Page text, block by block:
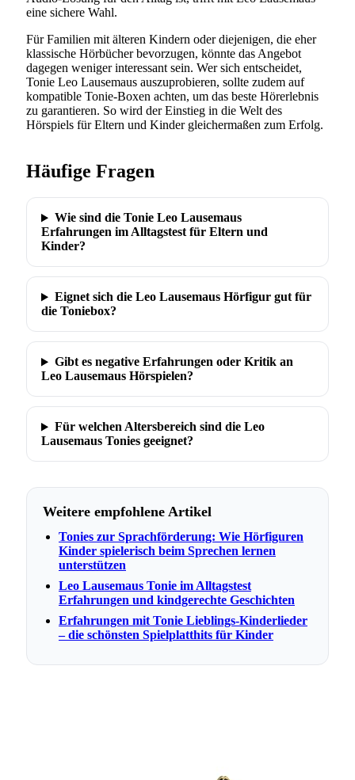
eine sichere Wahl.
Für Familien mit älteren Kindern oder diejenigen, die eher
klassische Hörbücher bevorzugen, könnte das Angebot
dagegen weniger interessant sein. Wer sich entscheidet,
Tonie Leo Lausemaus auszuprobieren, sollte zudem auf
kompatible Tonie-Boxen achten, um das beste Hörerlebnis
zu garantieren. So wird der Einstieg in die Welt des
Hörspiels für Eltern und Kinder gleichermaßen zum Erfolg.
Häufige Fragen
Wie sind die Tonie Leo Lausemaus
Erfahrungen im Alltagstest für Eltern und
Kinder?
Eignet sich die Leo Lausemaus Hörfigur gut für
die Toniebox?
Gibt es negative Erfahrungen oder Kritik an
Leo Lausemaus Hörspielen?
Für welchen Altersbereich sind die Leo
Lausemaus Tonies geeignet?
Weitere empfohlene Artikel
Tonies zur Sprachförderung: Wie Hörfiguren
Kinder spielerisch beim Sprechen lernen
unterstützen
Leo Lausemaus Tonie im Alltagstest
Erfahrungen und kindgerechte Geschichten
Erfahrungen mit Tonie Lieblings-Kinderlieder
– die schönsten Spielplatthits für Kinder